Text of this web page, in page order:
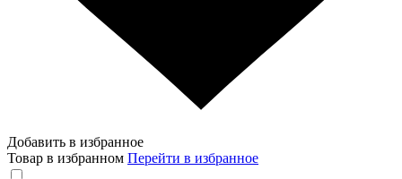
Добавить в избранное
Товар в избранном Перейти в избранное